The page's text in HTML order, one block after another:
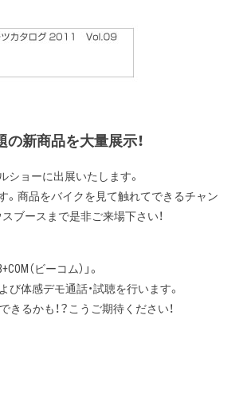
の新商品を大量展示！
ショーに出展いたします。
。商品をバイクを見て触れてできるチャン
ブースまで是非ご来場下さい！
（ビーコム）」。
び体感デモ通話・試聴を行います。
きるかも！？こうご期待ください！